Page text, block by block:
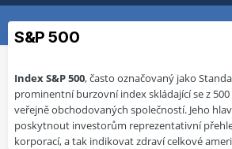
S&P 500
Index S&P 500, často označovaný jako
prominentní burzovní index skládající se z
veřejně obchodovaných společností. Jeho
poskytnout investorům reprezentativní
korporací, a tak indikovat zdraví celkové